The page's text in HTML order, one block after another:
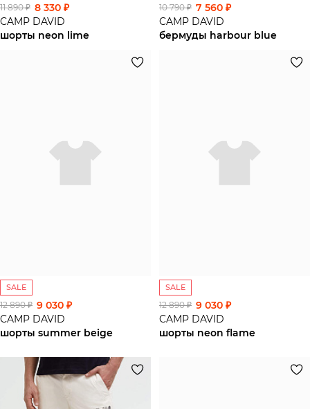
11 890 ₽ 8 330 ₽
CAMP DAVID
шорты neon lime
10 790 ₽ 7 560 ₽
CAMP DAVID
бермуды harbour blue
SALE
12 890 ₽ 9 030 ₽
CAMP DAVID
шорты summer beige
SALE
12 890 ₽ 9 030 ₽
CAMP DAVID
шорты neon flame